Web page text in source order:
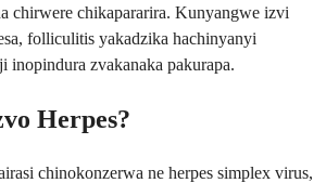
chirwere chikapararira. Kunyangwe izvi
folliculitis yakadzika hachinyanyi
zvakanaka pakurapa.
Herpes?
chinokonzerwa ne herpes simplex virus,